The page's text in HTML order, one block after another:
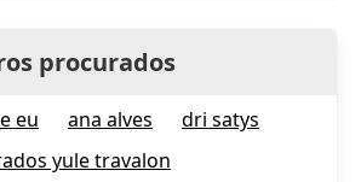
procurados
eu ana alves
dri satys
yule travalon